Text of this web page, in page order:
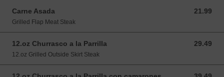
Carne Asada 21.99
21.99 USD
Grilled Flap Meat Steak
12.oz Churrasco a la Parrilla 29.49
29.49 USD
12.oz Grilled Outside Skirt Steak